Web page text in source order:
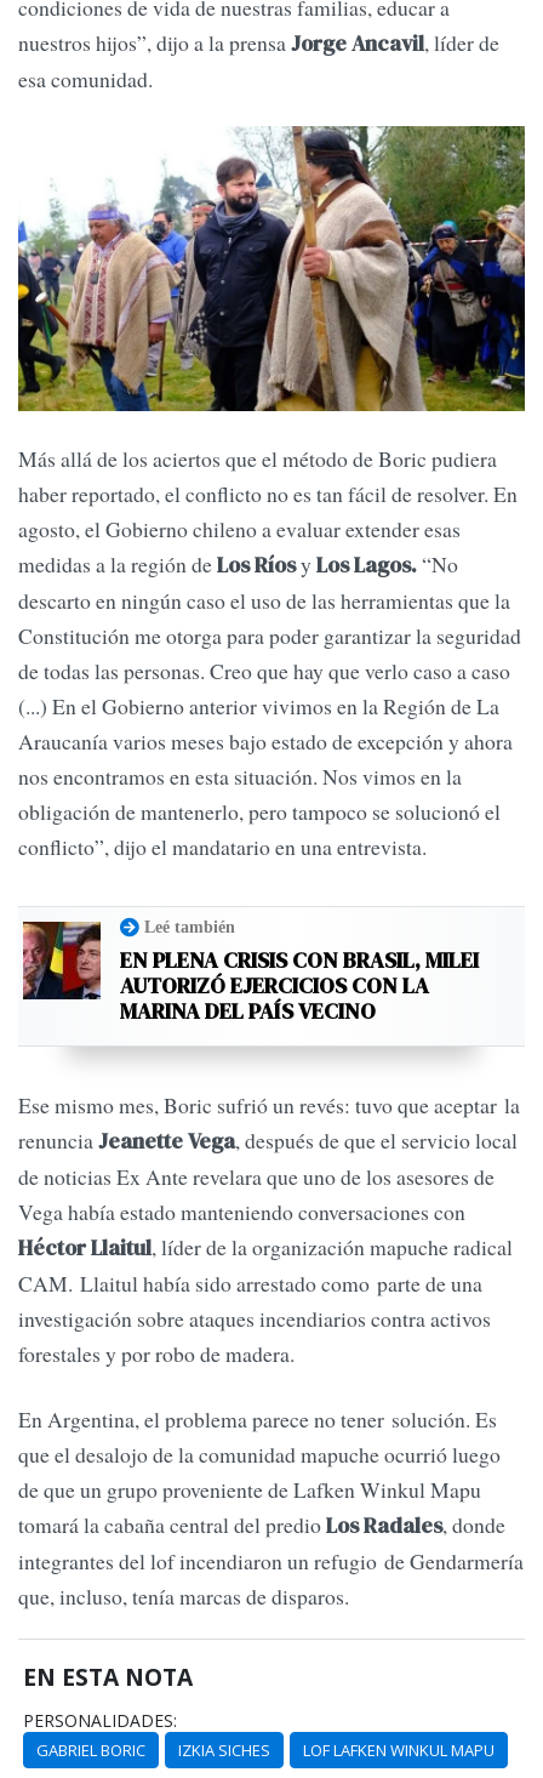
condiciones de vida de nuestras familias, educar a
nuestros hijos”, dijo a la prensaJorge Ancavil, líder de
esa comunidad.
Más allá de los aciertos que el método de Boric pudiera
haber reportado, el conflicto no es tan fácil de resolver. En
agosto, el Gobierno chileno a evaluar extender esas
medidas a la región deLos Ríosy Los Lagos.“No
descarto en ningún caso el uso de las herramientas que la
Constitución me otorga para poder garantizar la seguridad
de todas las personas. Creo que hay que verlo caso a caso
(...) En el Gobierno anterior vivimos en la Región de La
Araucanía varios meses bajo estado de excepción y ahora
nos encontramos en esta situación. Nos vimos en la
obligación de mantenerlo, pero tampoco se solucionó el
conflicto”, dijo el mandatario en una entrevista.
Leé también
EN PLENA CRISIS CON BRASIL, MILEI
AUTORIZÓ EJERCICIOS CON LA
MARINA DEL PAÍS VECINO
Ese mismo mes, Boric sufrió un revés: tuvo que aceptar la
renunciaJeanette Vega, después de que el servicio local
de noticias Ex Ante revelara que uno de los asesores de
Vega había estado manteniendo conversaciones con
Héctor Llaitul, líder de la organización mapuche radical
CAM. Llaitul había sido arrestado como parte de una
investigación sobre ataques incendiarios contra activos
forestales y por robo de madera.
En Argentina, el problema parece no tener solución. Es
que el desalojo de la comunidad mapuche ocurrió luego
de que un grupo proveniente de Lafken Winkul Mapu
tomará la cabaña central del predioLos Radales, donde
integrantes del lof incendiaron un refugio de Gendarmería
que, incluso, tenía marcas de disparos.
EN ESTA NOTA
PERSONALIDADES:
GABRIEL BORIC IZKIA SICHES LOF LAFKEN WINKUL MAPU